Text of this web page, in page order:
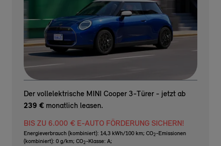
Der vollelektrische MINI Cooper 3-Türer - jetzt ab
239 € monatlich leasen.
BIS ZU 6.000 € E-AUTO FÖRDERUNG SICHERN!
Energieverbrauch (kombiniert): 14,3 kWh/100 km; CO2 -Emissionen
(kombiniert): 0 g/km; CO2 -Klasse: A;